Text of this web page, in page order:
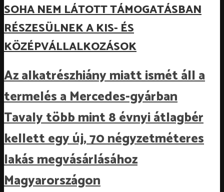
SOHA NEM LÁTOTT TÁMOGATÁSBAN
RÉSZESÜLNEK A KIS- ÉS
KÖZÉPVÁLLALKOZÁSOK
Az alkatrészhiány miatt ismét áll a
termelés a Mercedes-gyárban
Tavaly több mint 8 évnyi átlagbér
kellett egy új, 70 négyzetméteres
lakás megvásárlásához
Magyarországon